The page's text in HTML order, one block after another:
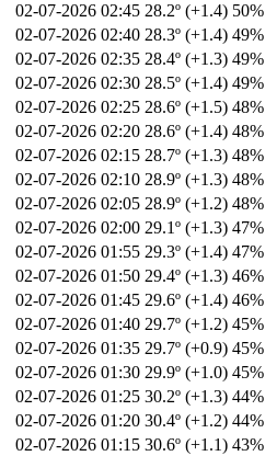
02-07-2026 02:45 28.2º (+1.4) 50%
02-07-2026 02:40 28.3º (+1.4) 49%
02-07-2026 02:35 28.4º (+1.3) 49%
02-07-2026 02:30 28.5º (+1.4) 49%
02-07-2026 02:25 28.6º (+1.5) 48%
02-07-2026 02:20 28.6º (+1.4) 48%
02-07-2026 02:15 28.7º (+1.3) 48%
02-07-2026 02:10 28.9º (+1.3) 48%
02-07-2026 02:05 28.9º (+1.2) 48%
02-07-2026 02:00 29.1º (+1.3) 47%
02-07-2026 01:55 29.3º (+1.4) 47%
02-07-2026 01:50 29.4º (+1.3) 46%
02-07-2026 01:45 29.6º (+1.4) 46%
02-07-2026 01:40 29.7º (+1.2) 45%
02-07-2026 01:35 29.7º (+0.9) 45%
02-07-2026 01:30 29.9º (+1.0) 45%
02-07-2026 01:25 30.2º (+1.3) 44%
02-07-2026 01:20 30.4º (+1.2) 44%
02-07-2026 01:15 30.6º (+1.1) 43%